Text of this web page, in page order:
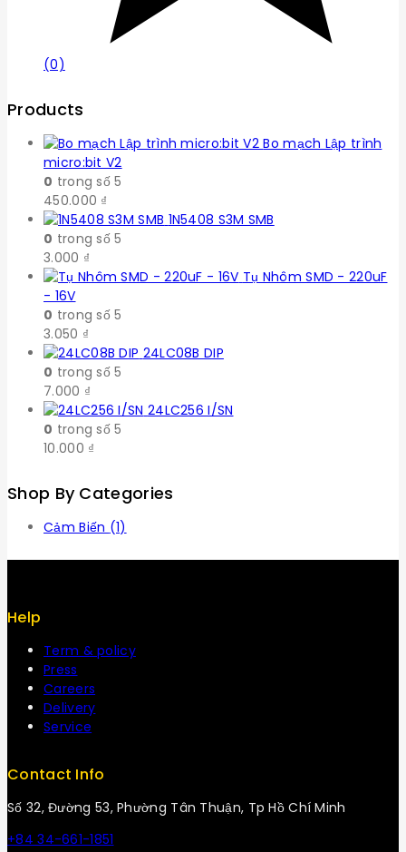
(0)
Products
Bo mạch Lập trình
micro:bit V2
0 trong số 5
450.000 ₫
1N5408 S3M SMB
0 trong số 5
3.000 ₫
Tụ Nhôm SMD - 220uF
- 16V
0 trong số 5
3.050 ₫
24LC08B DIP
0 trong số 5
7.000 ₫
24LC256 I/SN
0 trong số 5
10.000 ₫
Shop By Categories
Cảm Biến (1)
Help
Term & policy
Press
Careers
Delivery
Service
Contact Info
Số 32, Đường 53, Phường Tân Thuận, Tp Hồ Chí Minh
+84 34-661-1851